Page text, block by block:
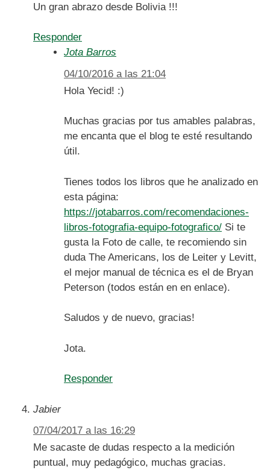
Un gran abrazo desde Bolivia !!!
Responder
Jota Barros
04/10/2016 a las 21:04
Hola Yecid! :)
Muchas gracias por tus amables palabras,
me encanta que el blog te esté resultando
útil.
Tienes todos los libros que he analizado en
esta página:
https://jotabarros.com/recomendaciones-
libros-fotografia-equipo-fotografico/ Si te
gusta la Foto de calle, te recomiendo sin
duda The Americans, los de Leiter y Levitt,
el mejor manual de técnica es el de Bryan
Peterson (todos están en en enlace).
Saludos y de nuevo, gracias!
Jota.
Responder
Jabier
07/04/2017 a las 16:29
Me sacaste de dudas respecto a la medición
puntual, muy pedagógico, muchas gracias.